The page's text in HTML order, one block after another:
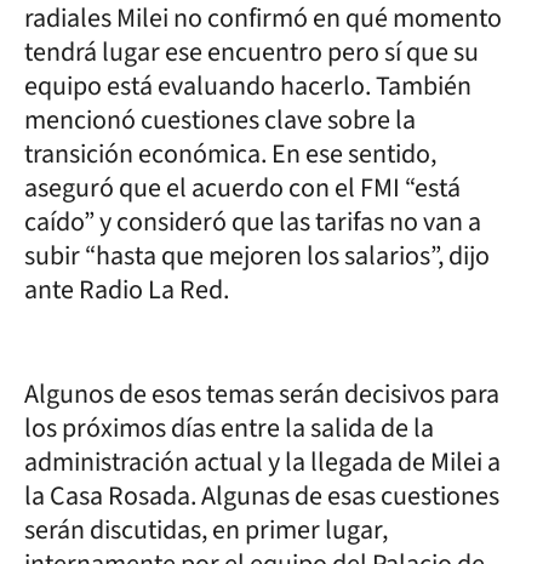
radiales Milei no confirmó en qué momento
tendrá lugar ese encuentro pero sí que su
equipo está evaluando hacerlo. También
mencionó cuestiones clave sobre la
transición económica. En ese sentido,
aseguró que el acuerdo con el FMI “está
caído” y consideró que las tarifas no van a
subir “hasta que mejoren los salarios”, dijo
ante Radio La Red.
Algunos de esos temas serán decisivos para
los próximos días entre la salida de la
administración actual y la llegada de Milei a
la Casa Rosada. Algunas de esas cuestiones
serán discutidas, en primer lugar,